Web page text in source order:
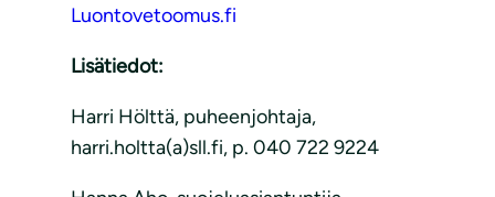
Luontovetoomus.fi
Lisätiedot:
Harri Hölttä, puheenjohtaja,
harri.holtta(a)sll.fi, p. 040 722 9224